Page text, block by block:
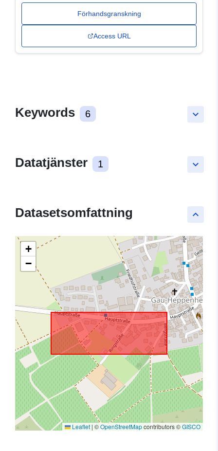
Förhandsgranskning
Access URL
keyboard_arrow_down
Keywords 6
keyboard_arrow_down
Datatjänster 1
keyboard_arrow_up
Datasetsomfattning
+
−
Leaflet | ©OpenStreetMapcontributors ©GISCO